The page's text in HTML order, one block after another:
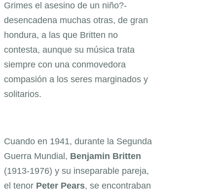
Grimes el asesino de un niño?-
desencadena muchas otras, de gran
hondura, a las que Britten no
contesta, aunque su música trata
siempre con una conmovedora
compasión a los seres marginados y
solitarios.
Cuando en 1941, durante la Segunda
Guerra Mundial, Benjamin Britten
(1913-1976) y su inseparable pareja,
el tenor Peter Pears, se encontraban